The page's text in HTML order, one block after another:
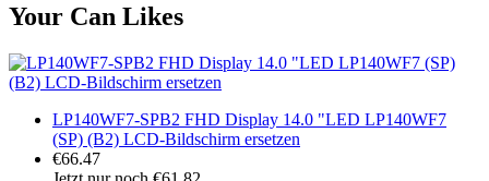
Your Can Likes
LP140WF7-SPB2 FHD Display 14.0 "LED LP140WF7
(SP) (B2) LCD-Bildschirm ersetzen
€66.47